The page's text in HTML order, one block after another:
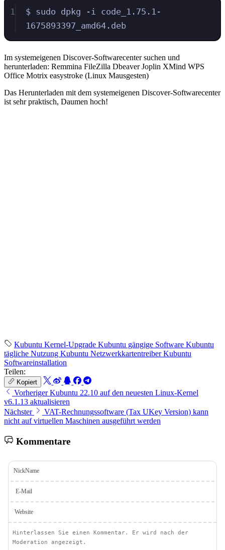
1
$ sudo dpkg -i code_1.75.1-
1675893397_amd64.deb
Im systemeigenen Discover-Softwarecenter suchen und
herunterladen: Remmina FileZilla Dbeaver Joplin XMind WPS
Office Motrix easystroke (Linux Mausgesten)
Das Herunterladen mit dem systemeigenen Discover-Softwarecenter
ist sehr praktisch, Daumen hoch!
Kubuntu Kernel-Upgrade Kubuntu gängige Software Kubuntu
tägliche Nutzung Kubuntu NetzwerkkartentreiberKubuntu
Softwareinstallation
Teilen:
Kopiert
VorherigerKubuntu 22.10 auf den neuesten Linux-Kernel
v6.1.13 aktualisieren
Nächster
VAT-Rechnungssoftware (Tax UKey Version) kann
nicht auf virtuellen Maschinen ausgeführt werden
Kommentare
NickName
E-Mail
Website